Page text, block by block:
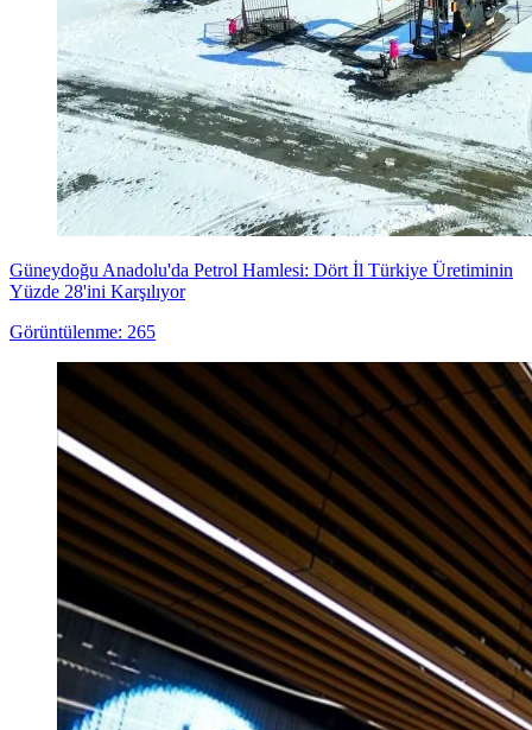
Güneydoğu Anadolu'da Petrol Hamlesi: Dört İl Türkiye Üretiminin
Yüzde 28'ini Karşılıyor
Görüntülenme: 265